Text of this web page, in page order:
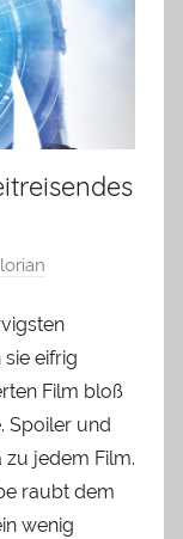
eifrig
Film bloß
Spoiler und
zu jedem Film.
raubt dem
wenig